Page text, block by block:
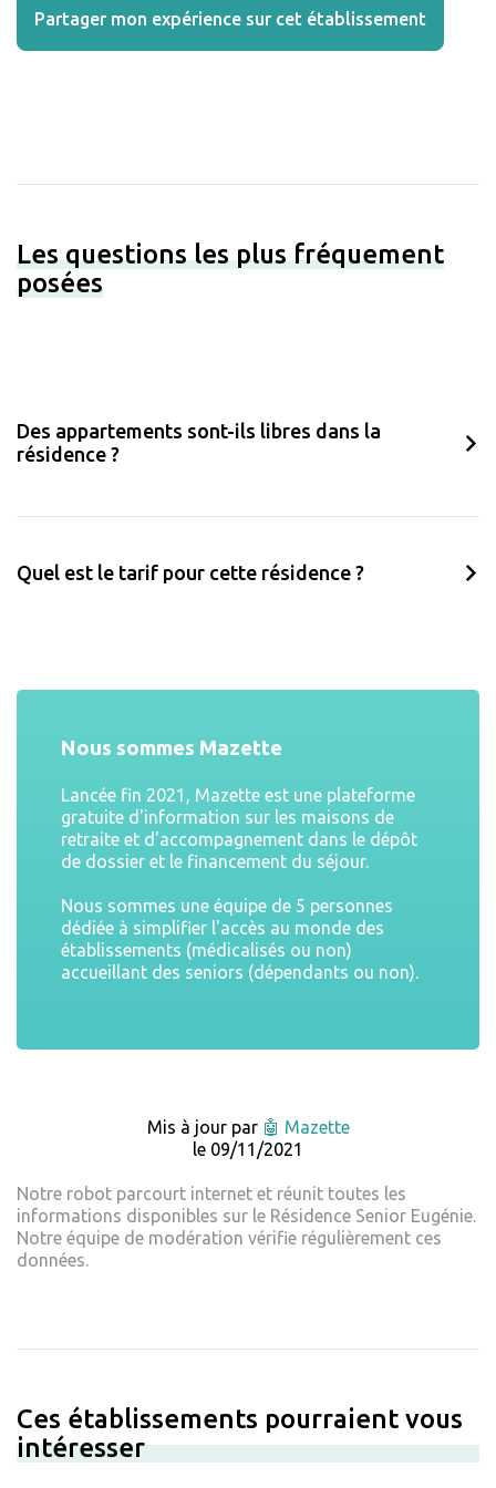
Partager mon expérience sur cet établissement
Les questions les plus fréquement
posées
Des appartements sont-ils libres dans la
résidence ?
Quel est le tarif pour cette résidence ?
Nous sommes Mazette
Lancée fin 2021, Mazette est une plateforme
gratuite d'information sur les maisons de
retraite et d'accompagnement dans le dépôt
de dossier et le financement du séjour.
Nous sommes une équipe de 5 personnes
dédiée à simplifier l'accès au monde des
établissements (médicalisés ou non)
accueillant des seniors (dépendants ou non).
Mis à jour par 🤖 Mazette
le 09/11/2021
Notre robot parcourt internet et réunit toutes les
informations disponibles sur le Résidence Senior Eugénie.
Notre équipe de modération vérifie régulièrement ces
données.
Ces établissements pourraient vous
intéresser